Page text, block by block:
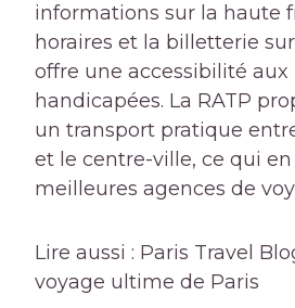
informations sur la haute
horaires et la billetterie
offre une accessibilité aux
handicapées. La RATP
un transport pratique
et le centre-ville, ce qui en
meilleures agences de
Lire aussi : Paris Travel
voyage ultime de Paris